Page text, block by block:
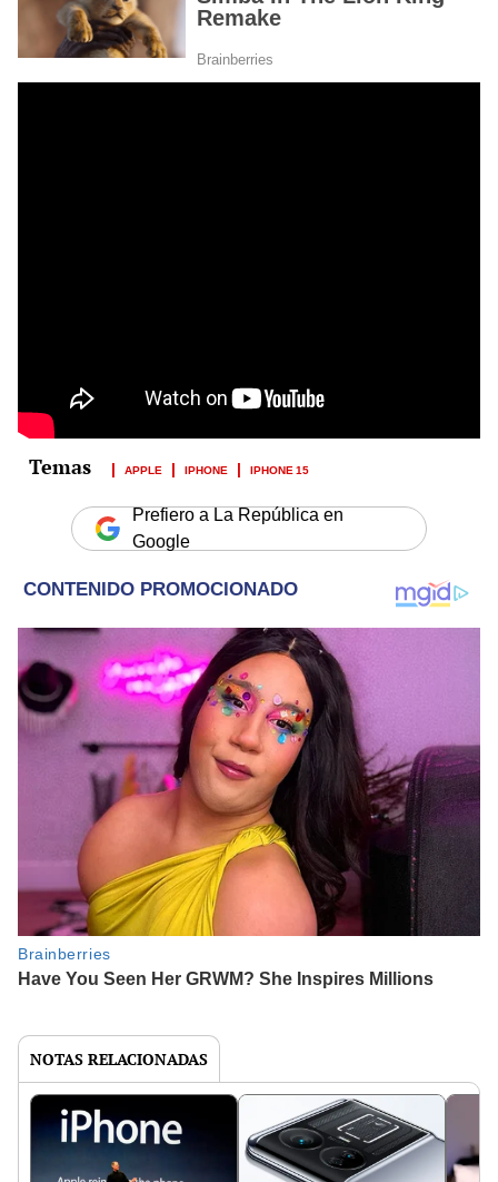
APPLE IPHONE IPHONE 15
Prefiero a La República en
Google
NOTAS RELACIONADAS